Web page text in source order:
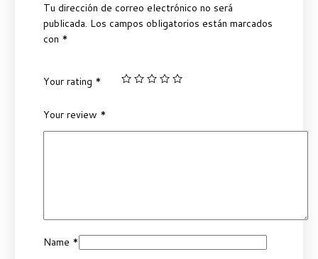
Tu dirección de correo electrónico no será
publicada. Los campos obligatorios están marcados
con *
Your rating *
Your review *
Name *